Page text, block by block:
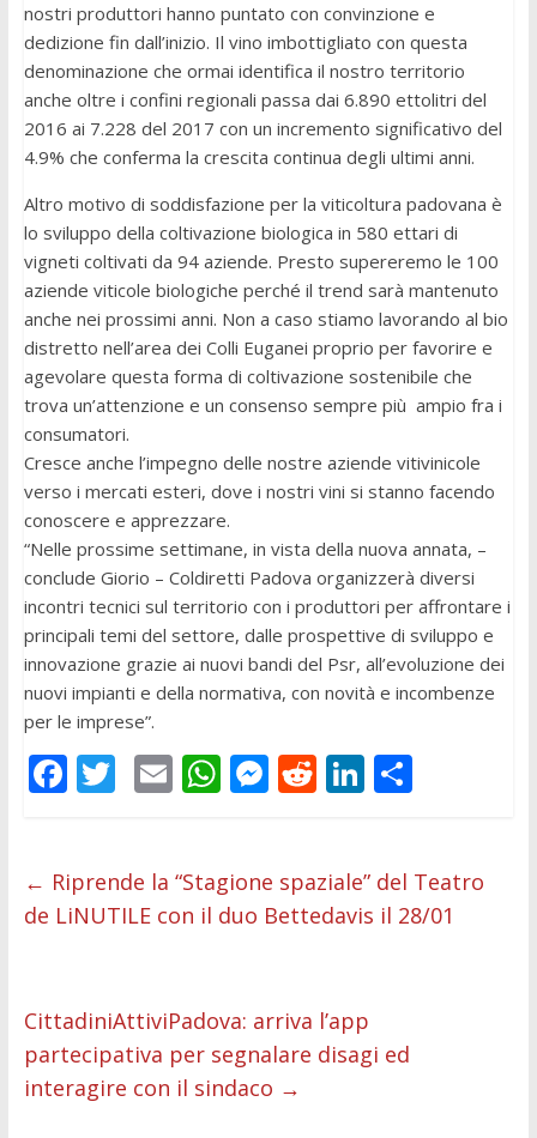
nostri produttori hanno puntato con convinzione e
dedizione fin dall’inizio. Il vino imbottigliato con questa
denominazione che ormai identifica il nostro territorio
anche oltre i confini regionali passa dai 6.890 ettolitri del
2016 ai 7.228 del 2017 con un incremento significativo del
4.9% che conferma la crescita continua degli ultimi anni.
Altro motivo di soddisfazione per la viticoltura padovana è
lo sviluppo della coltivazione biologica in 580 ettari di
vigneti coltivati da 94 aziende. Presto supereremo le 100
aziende viticole biologiche perché il trend sarà mantenuto
anche nei prossimi anni. Non a caso stiamo lavorando al bio
distretto nell’area dei Colli Euganei proprio per favorire e
agevolare questa forma di coltivazione sostenibile che
trova un’attenzione e un consenso sempre più ampio fra i
consumatori.
Cresce anche l’impegno delle nostre aziende vitivinicole
verso i mercati esteri, dove i nostri vini si stanno facendo
conoscere e apprezzare.
“Nelle prossime settimane, in vista della nuova annata, –
conclude Giorio – Coldiretti Padova organizzerà diversi
incontri tecnici sul territorio con i produttori per affrontare i
principali temi del settore, dalle prospettive di sviluppo e
innovazione grazie ai nuovi bandi del Psr, all’evoluzione dei
nuovi impianti e della normativa, con novità e incombenze
per le imprese”.
F
b
o
k
T
er
E
l
W
s
A
p
M
e
n
er
R
di
t
Li
e
dI
C
di
vi
← Riprende la “Stagione spaziale” del Teatro
de LiNUTILE con il duo Bettedavis il 28/01
CittadiniAttiviPadova: arriva l’app
partecipativa per segnalare disagi ed
interagire con il sindaco →